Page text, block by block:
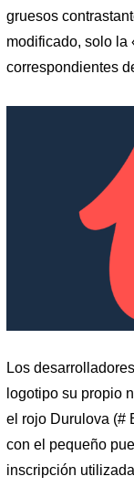
gruesos
modificado, solo la
correspondientes
Los
logotipo su propio
el rojo Durulova (#
con el pequeño
inscripción